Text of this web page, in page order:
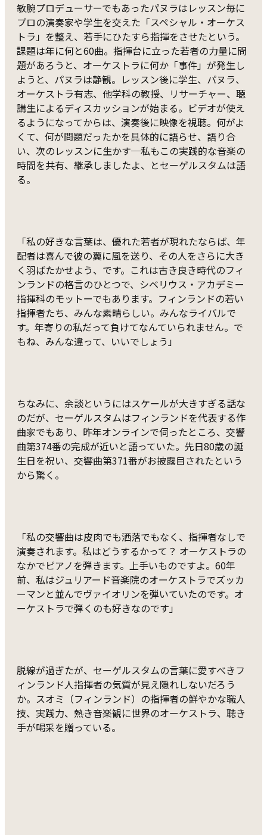
敏腕プロデューサーでもあったパヌラはレッスン毎に
プロの演奏家や学生を交えた「スペシャル・オーケス
トラ」を整え、若手にひたすら指揮をさせたという。
課題は年に何と60曲。指揮台に立った若者の力量に問
題があろうと、オーケストラに何か「事件」が発生し
ようと、パヌラは静観。レッスン後に学生、パヌラ、
オーケストラ有志、他学科の教授、リサーチャー、聴
講生によるディスカッションが始まる。ビデオが使え
るようになってからは、演奏後に映像を視聴。何がよ
くて、何が問題だったかを具体的に語らせ、語り合
い、次のレッスンに生かす─私もこの実践的な音楽の
時間を共有、継承しましたよ、とセーゲルスタムは語
る。
「私の好きな言葉は、優れた若者が現れたならば、年
配者は喜んで彼の翼に風を送り、その人をさらに大き
く羽ばたかせよう、です。これは古き良き時代のフィ
ンランドの格言のひとつで、シベリウス・アカデミー
指揮科のモットーでもあります。フィンランドの若い
指揮者たち、みんな素晴らしい。みんなライバルで
す。年寄りの私だって負けてなんていられません。で
もね、みんな違って、いいでしょう」
ちなみに、余談というにはスケールが大きすぎる話な
のだが、セーゲルスタムはフィンランドを代表する作
曲家でもあり、昨年オンラインで伺ったところ、交響
曲第374番の完成が近いと語っていた。先日80歳の誕
生日を祝い、交響曲第371番がお披露目されたという
から驚く。
「私の交響曲は皮肉でも洒落でもなく、指揮者なしで
演奏されます。私はどうするかって？ オーケストラの
なかでピアノを弾きます。上手いものですよ。60年
前、私はジュリアード音楽院のオーケストラでズッカ
ーマンと並んでヴァイオリンを弾いていたのです。オ
ーケストラで弾くのも好きなのです」
脱線が過ぎたが、セーゲルスタムの言葉に愛すべきフ
ィンランド人指揮者の気質が見え隠れしないだろう
か。スオミ（フィンランド）の指揮者の鮮やかな職人
技、実践力、熱き音楽観に世界のオーケストラ、聴き
手が喝采を贈っている。